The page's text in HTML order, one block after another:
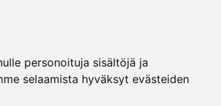
personoituja sisältöjä ja
selaamista hyväksyt evästeiden